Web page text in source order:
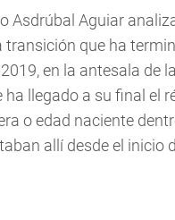
Asdrúbal Aguiar
que ha
en la antesala de
llegado a su final el
o edad naciente
allí desde el inicio